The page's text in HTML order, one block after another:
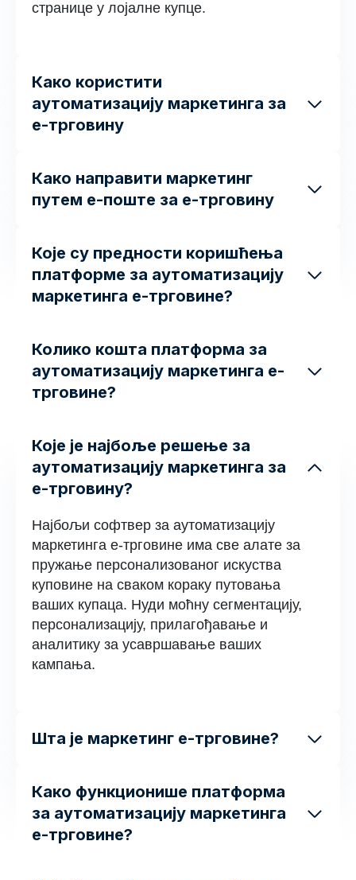
странице у лојалне купце.
Како користити
аутоматизацију маркетинга за
е-трговину
Како направити маркетинг
путем е-поште за е-трговину
Које су предности коришћења
платформе за аутоматизацију
маркетинга е-трговине?
Колико кошта платформа за
аутоматизацију маркетинга е-
трговине?
Које је најбоље решење за
аутоматизацију маркетинга за
е-трговину?
Најбољи софтвер за аутоматизацију
маркетинга е-трговине има све алате за
пружање персонализованог искуства
куповине на сваком кораку путовања
ваших купаца. Нуди моћну сегментацију,
персонализацију, прилагођавање и
аналитику за усавршавање ваших
кампања.
Шта је маркетинг е-трговине?
Како функционише платформа
за аутоматизацију маркетинга
е-трговине?